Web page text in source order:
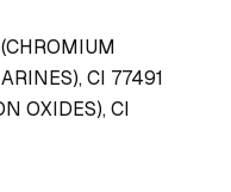
CI 77491
OXIDES), CI